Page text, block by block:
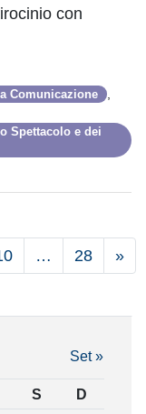
con
Comunicazione
Spettacolo e dei
… 28 »
S D
Set »